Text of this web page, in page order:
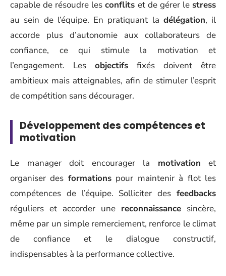
capable de résoudre lesconflits et de gérer le stress
au sein de l’équipe. En pratiquant la délégation, il
accorde plus d’autonomie aux collaborateurs de
confiance, ce qui stimule la motivation et
l’engagement. Les objectifs fixés doivent être
ambitieux mais atteignables, afin de stimuler l’esprit
de compétition sans décourager.
Développement des compétences et
motivation
Le manager doit encourager la motivation et
organiser des formationspour maintenir à flot les
compétences de l’équipe. Solliciter des feedbacks
réguliers et accorder une reconnaissance sincère,
même par un simple remerciement, renforce le climat
de confiance et le dialogue constructif,
indispensables à la performance collective.